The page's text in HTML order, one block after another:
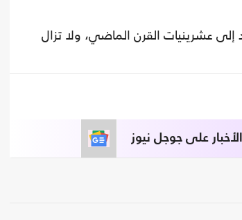
إلى عشرينيات القرن الماضي، ولا تزال
الأخبار على جوجل نيوز